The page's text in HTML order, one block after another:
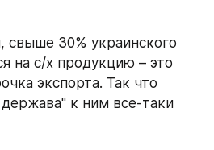
свыше 30% украинского
на с/х продукцию – это
экспорта. Так что
держава" к ним все-таки